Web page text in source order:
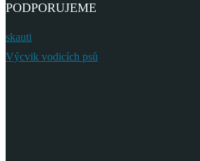
PODPORUJEME
skauti
Výcvik vodicích psů